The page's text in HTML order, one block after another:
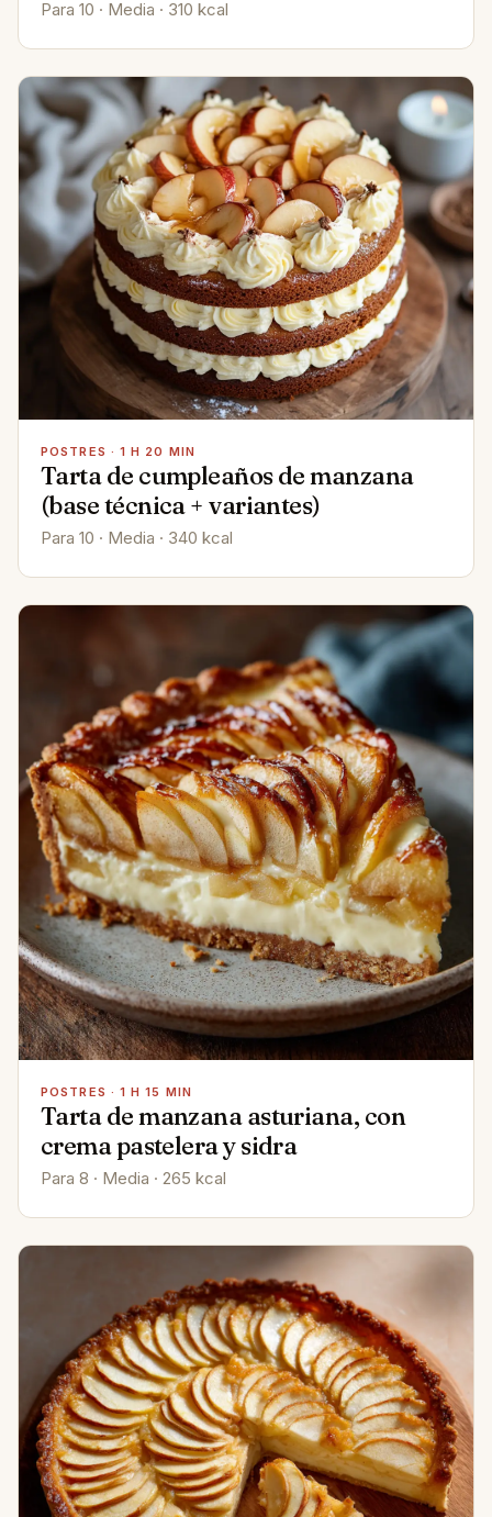
Para 10 · Media · 310 kcal
POSTRES · 1 H 20 MIN
Tarta de cumpleaños de manzana
(base técnica + variantes)
Para 10 · Media · 340 kcal
POSTRES · 1 H 15 MIN
Tarta de manzana asturiana, con
crema pastelera y sidra
Para 8 · Media · 265 kcal